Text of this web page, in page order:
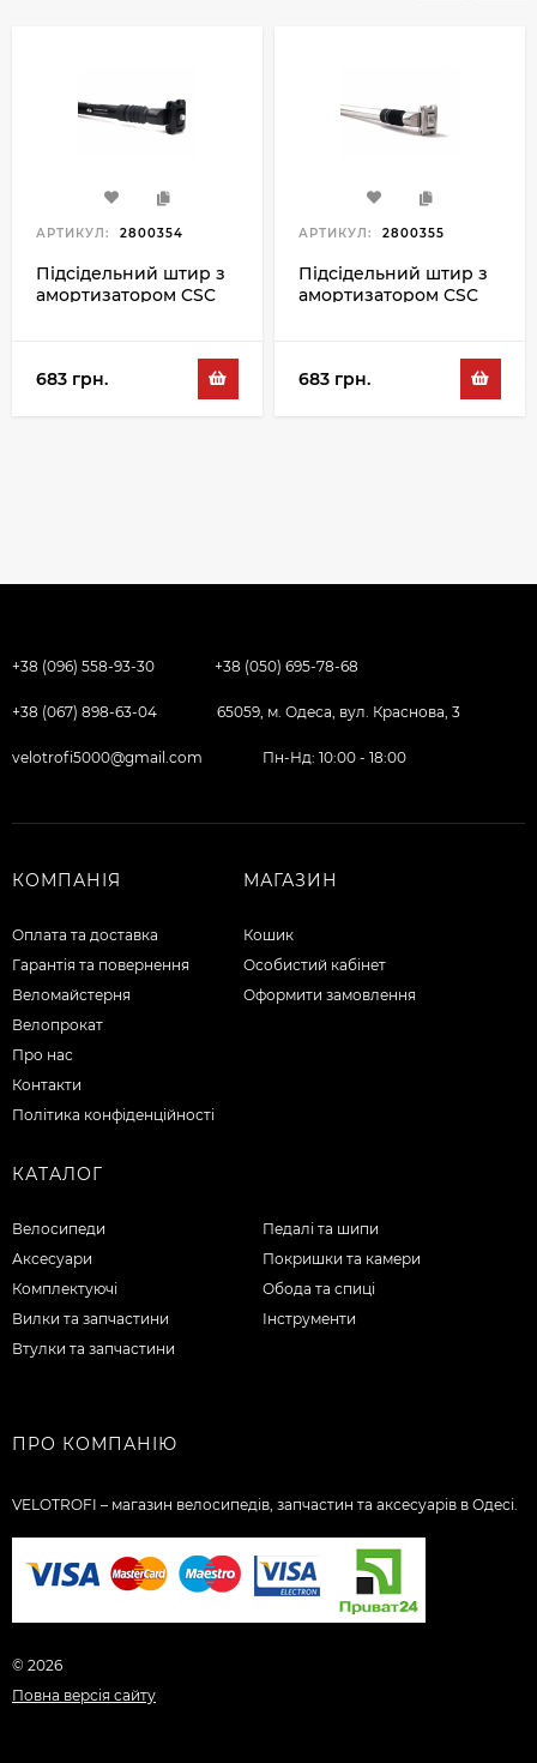
АРТИКУЛ: 2800354
Підсідельний штир з
амортизатором CSC
683 грн.
АРТИКУЛ: 2800355
Підсідельний штир з
амортизатором CSC
683 грн.
+38 (096) 558-93-30 +38 (050) 695-78-68
+38 (067) 898-63-04 65059, м. Одеса, вул. Краснова, 3
velotrofi5000@gmail.com Пн-Нд: 10:00 - 18:00
КОМПАНІЯ
Оплата та доставка
Гарантія та повернення
Веломайстерня
Велопрокат
Про нас
Контакти
Політика конфіденційності
МАГАЗИН
Кошик
Особистий кабінет
Оформити замовлення
КАТАЛОГ
Велосипеди
Аксесуари
Комплектуючі
Вилки та запчастини
Втулки та запчастини
Педалі та шипи
Покришки та камери
Обода та спиці
Інструменти
ПРО КОМПАНІЮ
VELOTROFI – магазин велосипедів, запчастин та аксесуарів в Одесі.
© 2026
Повна версія сайту